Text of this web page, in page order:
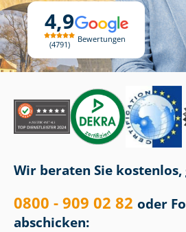
4,9
4791
Bewertungen
Wir beraten Sie
0800 - 909 02 82 oder
abschicken: